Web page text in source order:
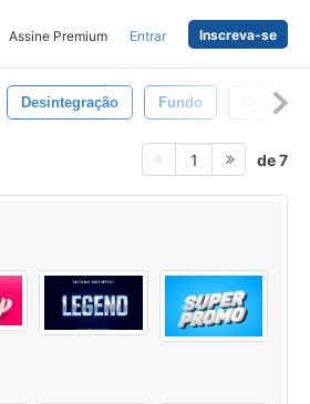
Assine Premium Entrar Inscreva-se
Desintegração Fundo Cristal
1 de 7